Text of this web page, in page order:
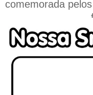
comemorada